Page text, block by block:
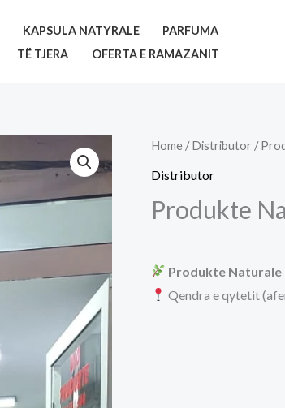
KAPSULA NATYRALE
PARFUMA
TË TJERA OFERTA E RAMAZANIT
Home /Distributor /
Distributor
Produkte
Produkte Naturale
Qendra e qytetit